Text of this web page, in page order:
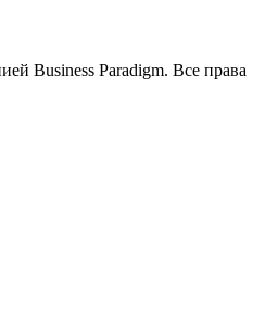
Business Paradigm. Все права